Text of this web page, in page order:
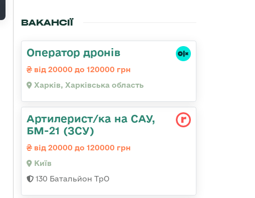
ВАКАНСІЇ
Оператор дронів
від 20000 до 120000 грн
Харків, Харківська область
Артилерист/ка на САУ,
БМ-21 (ЗСУ)
від 20000 до 120000 грн
Київ
130 Батальйон ТрО